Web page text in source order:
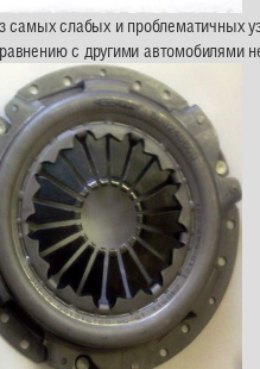
самых слабых и проблематичных
с другими автомобилями